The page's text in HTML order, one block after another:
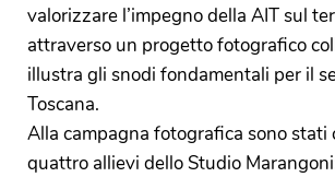
valorizzare l’impegno della AIT sul
attraverso un progetto fotografico
illustra gli snodi fondamentali per il
Toscana.
Alla campagna fotografica sono stati
quattro allievi dello Studio